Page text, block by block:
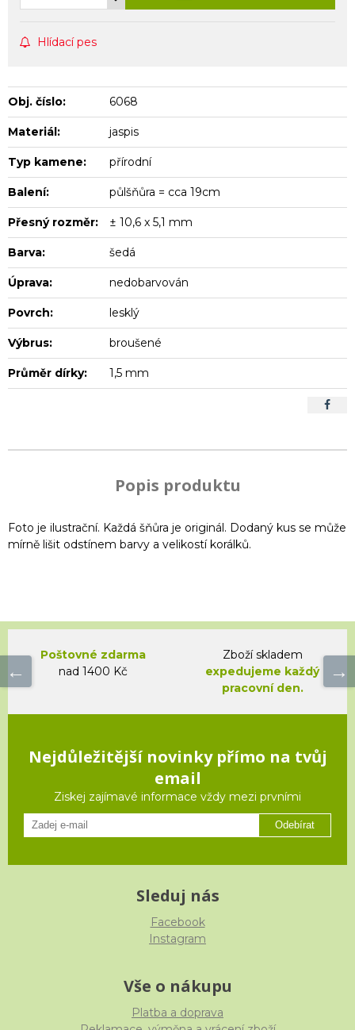
Hlídací pes
Obj. číslo: 6068
Materiál: jaspis
Typ kamene: přírodní
Balení: půlšňůra = cca 19cm
Přesný rozměr: ± 10,6 x 5,1 mm
Barva: šedá
Úprava: nedobarvován
Povrch: lesklý
Výbrus: broušené
Průměr dírky: 1,5 mm
Popis produktu
Foto je ilustrační. Každá šňůra je originál. Dodaný kus se může
mírně lišit odstínem barvy a velikostí korálků.
Poštovné zdarma
nad 1400 Kč
Zboží skladem
expedujeme každý
pracovní den.
Nejdůležitější novinky přímo na tvůj
email
Ziskej zajímavé informace vždy mezi prvními
Odebírat
Sleduj nás
Facebook
Instagram
Vše o nákupu
Platba a doprava